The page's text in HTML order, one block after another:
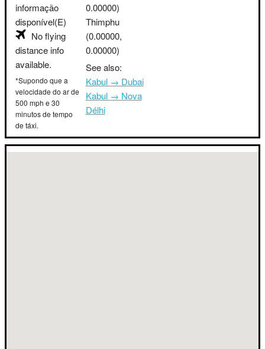
informação
disponível(E)
No flying
distance info
available.
*Supondo que a
velocidade do ar de
500 mph e 30
minutos de tempo
de táxi.
0.00000)
Thimphu
(0.00000,
0.00000)
See also:
Kabul → Dubai
Kabul → Nova
Délhi